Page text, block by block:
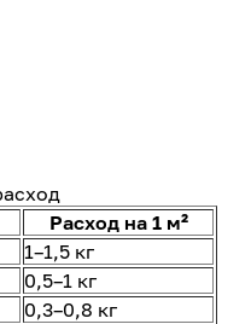
Расход на 1 м²
1–1,5 кг
0,5–1 кг
0,3–0,8 кг